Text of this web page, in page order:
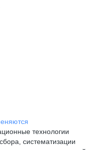
технологии
систематизации